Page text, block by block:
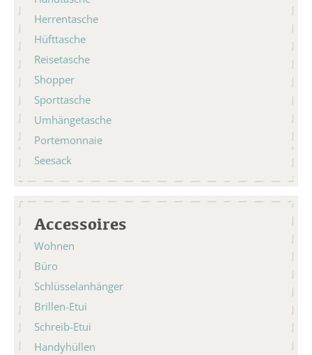
Herrentasche
Hüfttasche
Reisetasche
Shopper
Sporttasche
Umhängetasche
Portemonnaie
Seesack
Accessoires
Wohnen
Büro
Schlüsselanhänger
Brillen-Etui
Schreib-Etui
Handyhüllen